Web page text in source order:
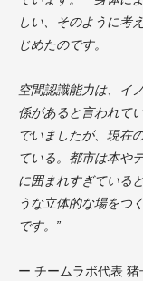
しい、そのように考
じめたのです。
空間認識能力は、イ
係があると言われて
でいましたが、現在
ている。都市は本や
に囲まれすぎている
うな立体的な場をつ
です。”
ー チームラボ代表 猪